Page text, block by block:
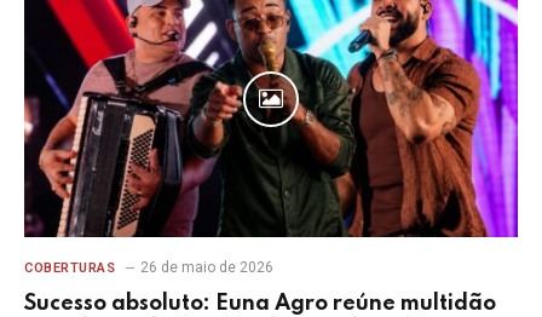
COBERTURAS 26 de maio de 2026
Sucesso absoluto: Euna Agro reúne multidão